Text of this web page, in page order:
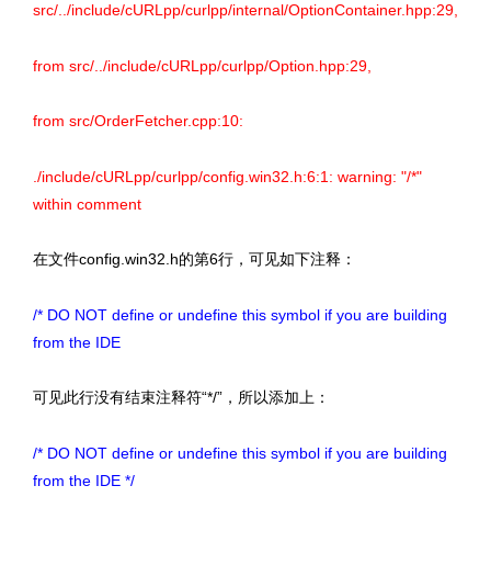
src/../include/cURLpp/curlpp/internal/OptionContainer.hpp:29,
from src/../include/cURLpp/curlpp/Option.hpp:29,
from src/OrderFetcher.cpp:10:
./include/cURLpp/curlpp/config.win32.h:6:1: warning: "/*"
within comment
在文件config.win32.h的第6行，可见如下注释：
/* DO NOT define or undefine this symbol if you are building
from the IDE
可见此行没有结束注释符“*/”，所以添加上：
/* DO NOT define or undefine this symbol if you are building
from the IDE */